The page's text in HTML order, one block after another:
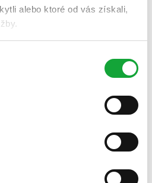
alebo ktoré od vás získali,